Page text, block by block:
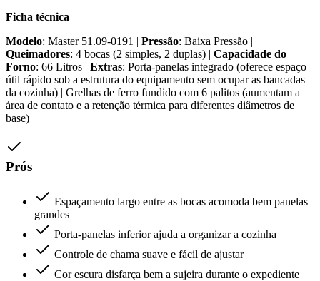
Ficha técnica
Modelo: Master 51.09-0191 | Pressão: Baixa Pressão |
Queimadores: 4 bocas (2 simples, 2 duplas) | Capacidade do
Forno: 66 Litros | Extras: Porta-panelas integrado (oferece espaço
útil rápido sob a estrutura do equipamento sem ocupar as bancadas
da cozinha) | Grelhas de ferro fundido com 6 palitos (aumentam a
área de contato e a retenção térmica para diferentes diâmetros de
base)
Prós
Espaçamento largo entre as bocas acomoda bem panelas
grandes
Porta-panelas inferior ajuda a organizar a cozinha
Controle de chama suave e fácil de ajustar
Cor escura disfarça bem a sujeira durante o expediente